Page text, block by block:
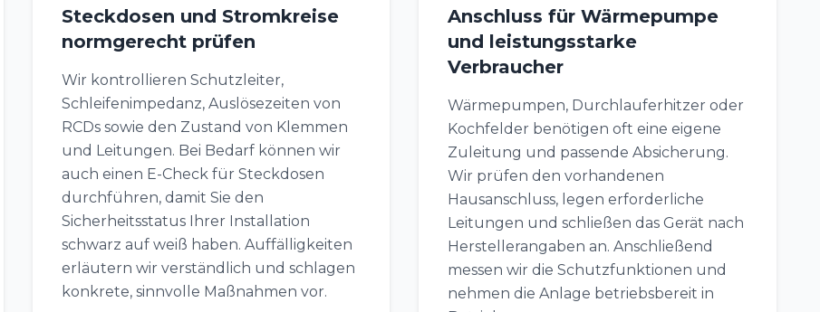
Steckdosen und Stromkreise
normgerecht prüfen
Wir kontrollieren Schutzleiter,
Schleifenimpedanz, Auslösezeiten von
RCDs sowie den Zustand von Klemmen
und Leitungen. Bei Bedarf können wir
auch einen E-Check für Steckdosen
durchführen, damit Sie den
Sicherheitsstatus Ihrer Installation
schwarz auf weiß haben. Auffälligkeiten
erläutern wir verständlich und schlagen
konkrete, sinnvolle Maßnahmen vor.
Anschluss für Wärmepumpe
und leistungsstarke
Verbraucher
Wärmepumpen, Durchlauferhitzer oder
Kochfelder benötigen oft eine eigene
Zuleitung und passende Absicherung.
Wir prüfen den vorhandenen
Hausanschluss, legen erforderliche
Leitungen und schließen das Gerät nach
Herstellerangaben an. Anschließend
messen wir die Schutzfunktionen und
nehmen die Anlage betriebsbereit in